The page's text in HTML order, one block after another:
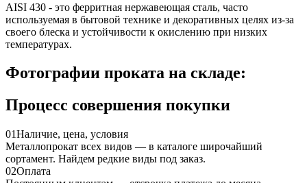
AISI 430 - это ферритная нержавеющая сталь, часто
используемая в бытовой технике и декоративных целях из-за
своего блеска и устойчивости к окислению при низких
температурах.
Фотографии проката на складе:
Процесс совершения покупки
01Наличие, цена, условия
Металлопрокат всех видов — в каталоге широчайший
сортамент. Найдем редкие виды под заказ.
02Оплата